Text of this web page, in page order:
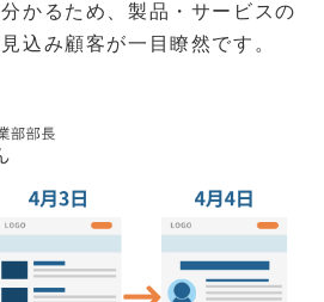
かるため、製品・サービスの
込み顧客が一目瞭然です。